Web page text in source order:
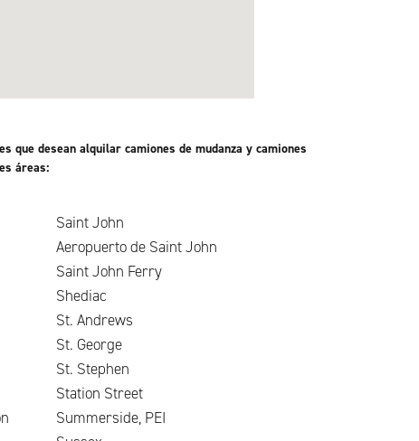
que desean alquilar camiones de mudanza y camiones
áreas:
Saint John
Aeropuerto de Saint John
Saint John Ferry
Shediac
St. Andrews
St. George
St. Stephen
Station Street
Summerside, PEI